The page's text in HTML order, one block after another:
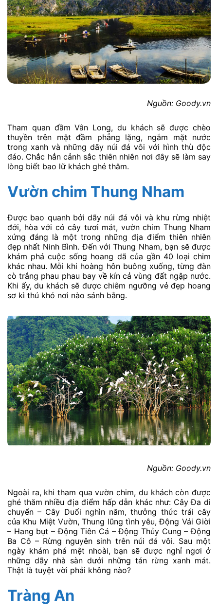
Nguồn: Goody.vn
Tham quan đầm Vân Long, du khách sẽ được chèo
thuyền trên mặt đầm phẳng lặng, ngắm mặt nước
trong xanh và những dãy núi đá vôi với hình thù độc
đáo. Chắc hẳn cảnh sắc thiên nhiên nơi đây sẽ làm say
lòng biết bao lữ khách ghé thăm.
Vườn chim Thung Nham
Được bao quanh bởi dãy núi đá vôi và khu rừng nhiệt
đới, hòa với cỏ cây tươi mát, vườn chim Thung Nham
xứng đáng là một trong những địa điểm thiên nhiên
đẹp nhất Ninh Bình. Đến với Thung Nham, bạn sẽ được
khám phá cuộc sống hoang dã của gần 40 loại chim
khác nhau. Mỗi khi hoàng hôn buông xuống, từng đàn
cò trắng phau phau bay về kín cả vùng đất ngập nước.
Khi ấy, du khách sẽ được chiêm ngưỡng vẻ đẹp hoang
sơ kì thú khó nơi nào sánh bằng.
Nguồn: Goody.vn
Ngoài ra, khi tham qua vườn chim, du khách còn được
ghé thăm nhiều địa điểm hấp dẫn khác như: Cây Đa di
chuyển – Cây Duối nghìn năm, thưởng thức trái cây
của Khu Miệt Vườn, Thung lũng tình yêu, Động Vái Giời
– Hang bụt – Động Tiên Cá – Động Thủy Cung – Động
Ba Cô – Rừng nguyên sinh trên núi đá vôi. Sau một
ngày khám phá mệt nhoài, bạn sẽ được nghỉ ngơi ở
những dãy nhà sàn dưới những tán rừng xanh mát.
Thật là tuyệt vời phải không nào?
Tràng An